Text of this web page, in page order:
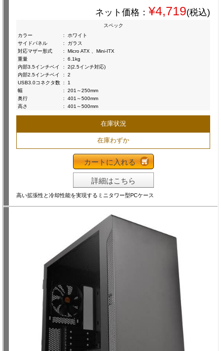
ネット価格： ¥4,719(税込)
スペック
カラー
:
ホワイト
サイドパネル
:
ガラス
対応マザー形式
:
Micro ATX 、Mini-ITX
重量
:
6.1kg
内部3.5インチベイ
:
2(2.5インチ対応)
内部2.5インチベイ
:
2
USB3.0コネクタ数 :
1
幅
:
201～250mm
奥行
:
401～500mm
高さ
: 401～500mm
在庫状況
在庫わずか
カートに入れる
詳細はこちら
高い拡張性と冷却性能を実現するミニタワー型PCケース